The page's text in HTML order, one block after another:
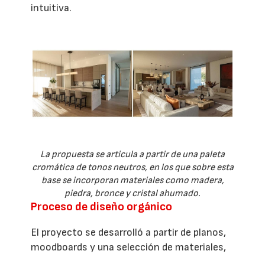
intuitiva.
La propuesta se articula a partir de una paleta
cromática de tonos neutros, en los que sobre esta
base se incorporan materiales como madera,
piedra, bronce y cristal ahumado.
Proceso de diseño orgánico
El proyecto se desarrolló a partir de planos,
moodboards y una selección de materiales,